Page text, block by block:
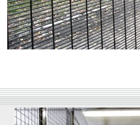
Snelle en flexibele aanpak
Kwaliteit
Heel veel mogelijkheden